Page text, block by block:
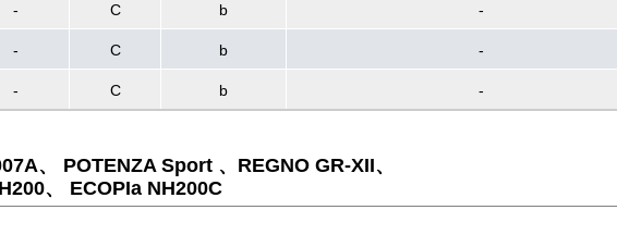
- C b -
- C b -
- C b -
、 POTENZA Sport 、REGNO GR-XII、
、 ECOPIa NH200C